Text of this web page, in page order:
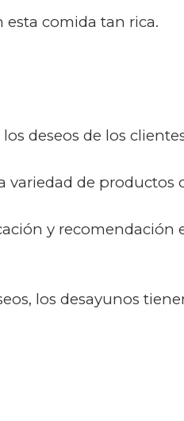
comida tan rica.
deseos de los
de productos
y recomendación
los desayunos